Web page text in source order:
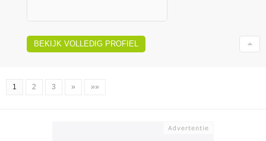
BEKIJK VOLLEDIG PROFIEL
1 2 3 » »»